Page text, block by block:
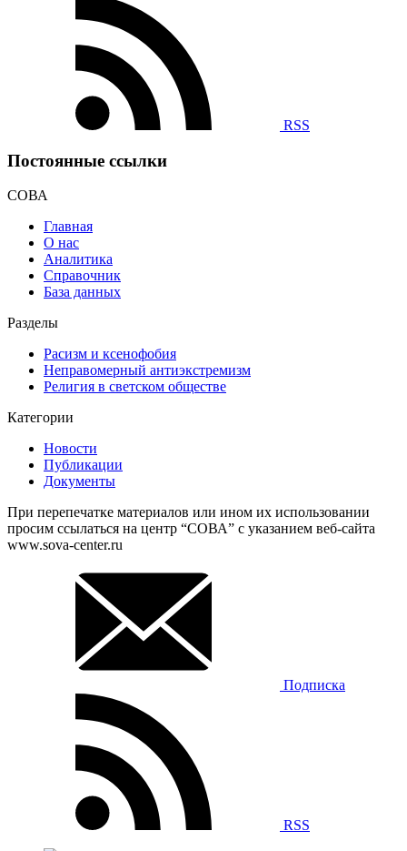
RSS
Постоянные ссылки
СОВА
Главная
О нас
Аналитика
Справочник
База данных
Разделы
Расизм и ксенофобия
Неправомерный антиэкстремизм
Религия в светском обществе
Категории
Новости
Публикации
Документы
При перепечатке материалов или ином их использовании
просим ссылаться на центр “СОВА” с указанием веб-сайта
www.sova-center.ru
Подписка
RSS